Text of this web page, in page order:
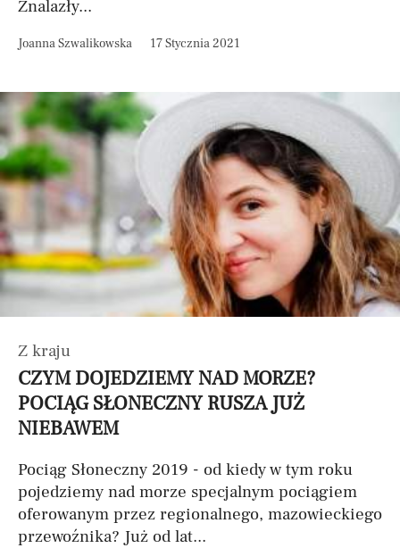
Znalazły...
Joanna Szwalikowska 17 Stycznia 2021
Z kraju
CZYM DOJEDZIEMY NAD MORZE?
POCIĄG SŁONECZNY RUSZA JUŻ
NIEBAWEM
Pociąg Słoneczny 2019 - od kiedy w tym roku
pojedziemy nad morze specjalnym pociągiem
oferowanym przez regionalnego, mazowieckiego
przewoźnika? Już od lat...